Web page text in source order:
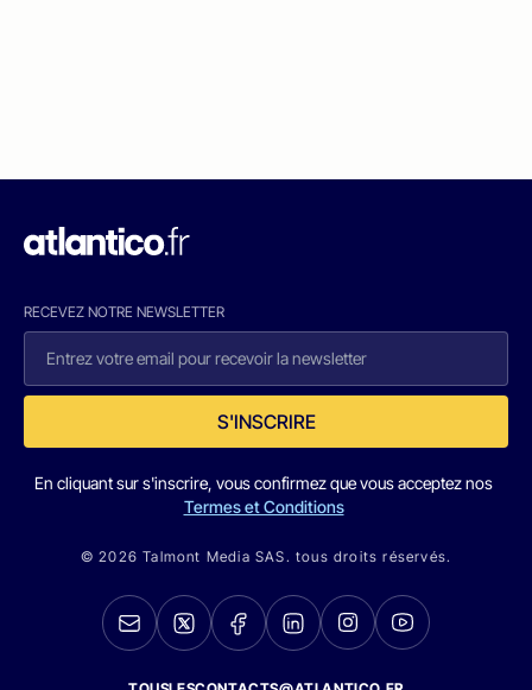
RECEVEZ NOTRE NEWSLETTER
S'INSCRIRE
En cliquant sur s'inscrire, vous confirmez que vous acceptez nos
Termes et Conditions
© 2026 Talmont Media SAS. tous droits réservés.